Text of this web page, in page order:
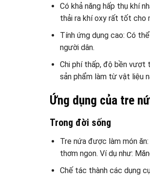
Có khả năng hấp thụ khí
thải ra khí oxy rất tốt cho
Tính ứng dụng cao: Có
người dân.
Chi phí thấp, độ bền vượt
sản phẩm làm từ vật liệu
Ứng dụng của tre
Trong đời sống
Tre nứa được làm món
thơm ngon. Ví dụ như:
Chế tác thành các dụng